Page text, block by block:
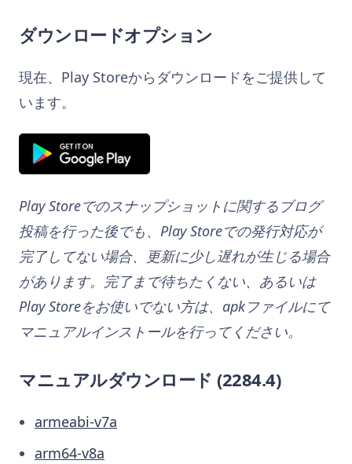
ダウンロードオプション
現在、Play Storeからダウンロードをご提供して
います。
Play Storeでのスナップショットに関するブログ
投稿を行った後でも、Play Storeでの発行対応が
完了してない場合、更新に少し遅れが生じる場合
があります。完了まで待ちたくない、あるいは
Play Storeをお使いでない方は、apkファイルにて
マニュアルインストールを行ってください。
マニュアルダウンロード (2284.4)
armeabi-v7a
arm64-v8a